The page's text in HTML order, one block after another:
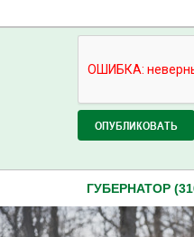
ГУБЕРНАТОР